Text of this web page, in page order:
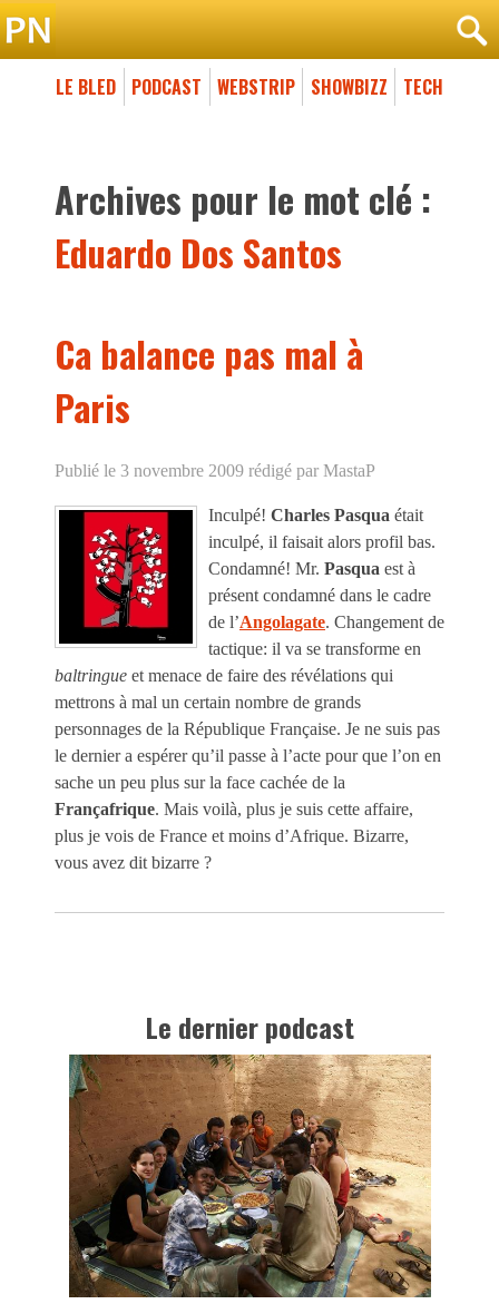
LE BLED PODCAST WEBSTRIP SHOWBIZZ TECH
Archives pour le mot clé :
Eduardo Dos Santos
Ca balance pas mal à
Paris
Publié le 3 novembre 2009 rédigé par MastaP
Inculpé! Charles Pasqua était
inculpé, il faisait alors profil bas.
Condamné! Mr. Pasqua est à
présent condamné dans le cadre
de l’Angolagate. Changement de
tactique: il va se transforme en
baltringue et menace de faire des révélations qui
mettrons à mal un certain nombre de grands
personnages de la République Française. Je ne suis pas
le dernier a espérer qu’il passe à l’acte pour que l’on en
sache un peu plus sur la face cachée de la
Françafrique. Mais voilà, plus je suis cette affaire,
plus je vois de France et moins d’Afrique. Bizarre,
vous avez dit bizarre ?
Le dernier podcast